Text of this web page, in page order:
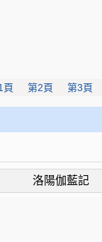
頁 第2頁 第3頁
洛陽伽藍記